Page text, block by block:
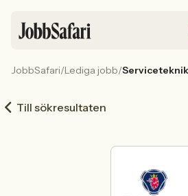
Arbetsliv och karriär
För arbetsgivare
JobbSafari/Lediga jobb/
Till sökresultaten